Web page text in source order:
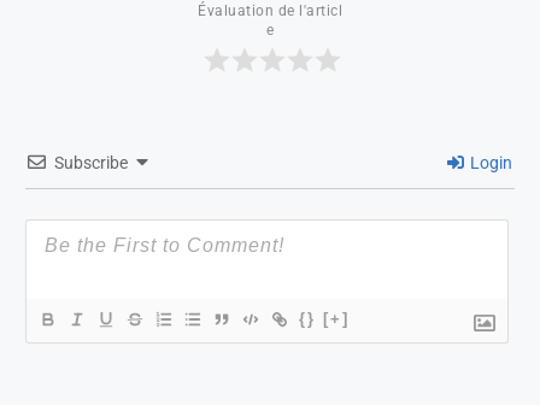
Évaluation de l'articl
e
Subscribe Login
{} [+]